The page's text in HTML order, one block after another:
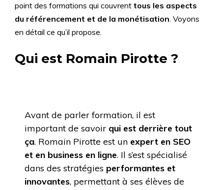
point des formations qui couvrent tous les aspects
du référencement et de la monétisation. Voyons
en détail ce qu’il propose.
Qui est Romain Pirotte ?
Avant de parler formation, il est
important de savoir qui est derrière tout
ça. Romain Pirotte est un expert en SEO
et en business en ligne. Il s’est spécialisé
dans des stratégies performantes et
innovantes, permettant à ses élèves de